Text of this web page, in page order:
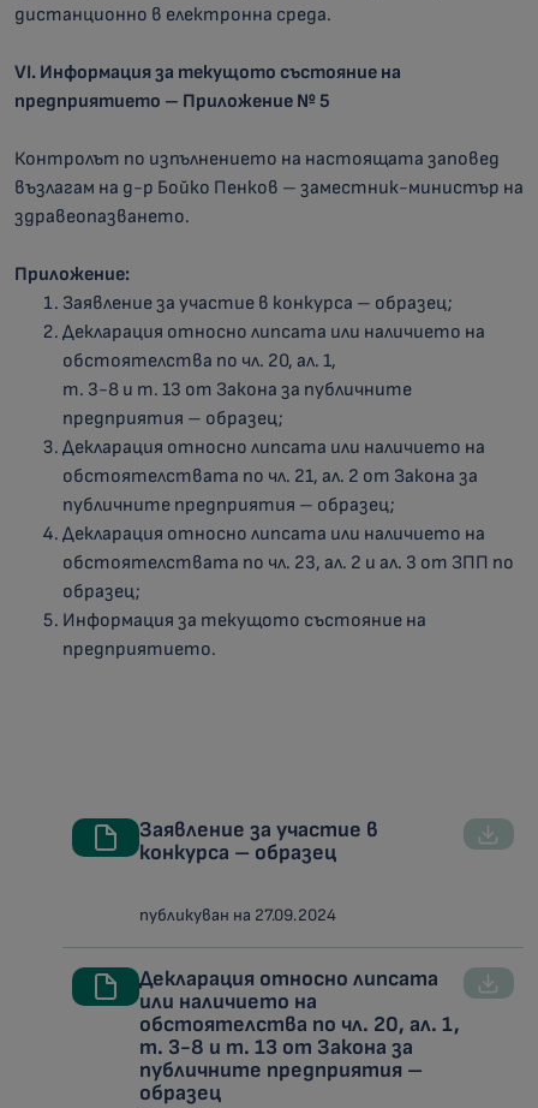
дистанционно в електронна среда.
VI. Информация за текущото състояние на
предприятието – Приложение № 5
Контролът по изпълнението на настоящата заповед
възлагам на д-р Бойко Пенков – заместник-министър на
здравеопазването.
Приложение:
Заявление за участие в конкурса – образец;
Декларация относно липсата или наличието на
обстоятелства по чл. 20, ал. 1,
т. 3-8 и т. 13 от Закона за публичните
предприятия – образец;
Декларация относно липсата или наличието на
обстоятелствата по чл. 21, ал. 2 от Закона за
публичните предприятия – образец;
Декларация относно липсата или наличието на
обстоятелствата по чл. 23, ал. 2 и ал. 3 от ЗПП по
образец;
Информация за текущото състояние на
предприятието.
Заявление за участие в
конкурса – образец
публикуван на 27.09.2024
Декларация относно липсата
или наличието на
обстоятелства по чл. 20, ал. 1,
т. 3-8 и т. 13 от Закона за
публичните предприятия –
образец